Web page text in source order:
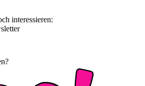
interessieren: